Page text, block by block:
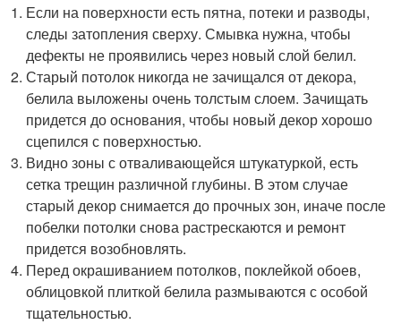
Если на поверхности есть пятна, потеки и разводы,
следы затопления сверху. Смывка нужна, чтобы
дефекты не проявились через новый слой белил.
Старый потолок никогда не зачищался от декора,
белила выложены очень толстым слоем. Зачищать
придется до основания, чтобы новый декор хорошо
сцепился с поверхностью.
Видно зоны с отваливающейся штукатуркой, есть
сетка трещин различной глубины. В этом случае
старый декор снимается до прочных зон, иначе после
побелки потолки снова растрескаются и ремонт
придется возобновлять.
Перед окрашиванием потолков, поклейкой обоев,
облицовкой плиткой белила размываются с особой
тщательностью.